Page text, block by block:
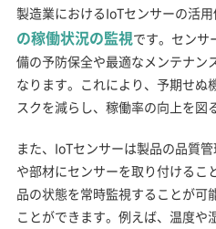
製造業におけるIoTセンサーの活用
の稼働状況の監視です。センサ
備の予防保全や最適なメンテナン
なります。これにより、予期せぬ
スクを減らし、稼働率の向上を図
また、IoTセンサーは製品の品質
や部材にセンサーを取り付けるこ
品の状態を常時監視することが可
ことができます。例えば、温度や